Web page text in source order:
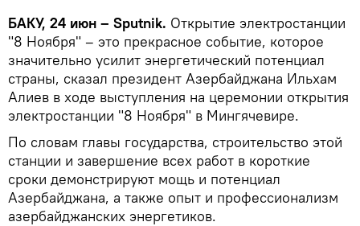
БАКУ, 24 июн – Sputnik. Открытие электростанции
"8 Ноября" – это прекрасное событие, которое
значительно усилит энергетический потенциал
страны, сказал президент Азербайджана Ильхам
Алиев в ходе выступления на церемонии открытия
электростанции "8 Ноября" в Мингячевире.
По словам главы государства, строительство этой
станции и завершение всех работ в короткие
сроки демонстрируют мощь и потенциал
Азербайджана, а также опыт и профессионализм
азербайджанских энергетиков.